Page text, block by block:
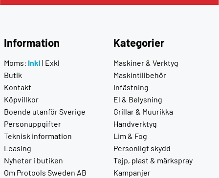
Information
Moms: Inkl | Exkl
Butik
Kontakt
Köpvillkor
Boende utanför Sverige
Personuppgifter
Teknisk information
Leasing
Nyheter i butiken
Om Protools Sweden AB
Kategorier
Maskiner & Verktyg
Maskintillbehör
Infästning
El & Belysning
Grillar & Muurikka
Handverktyg
Lim & Fog
Personligt skydd
Tejp, plast & märkspray
Kampanjer